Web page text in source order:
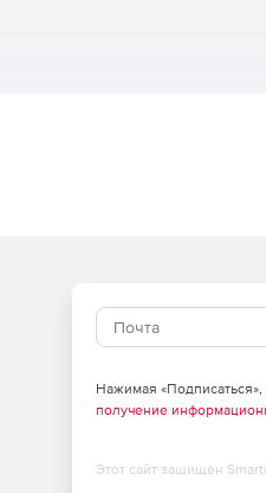
Нажимая «Подписаться»,
получение
Этот сайт защищен